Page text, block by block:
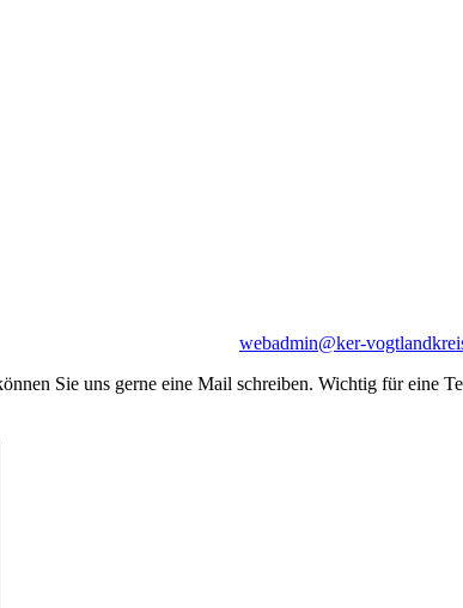
webadmin@ker-
Sie uns gerne eine Mail schreiben. Wichtig für eine